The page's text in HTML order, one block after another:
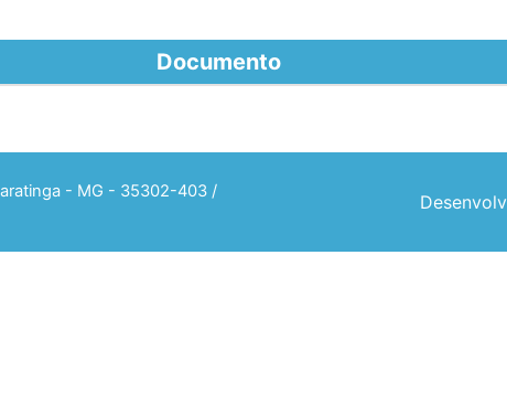
Documento
- MG - 35302-403 /